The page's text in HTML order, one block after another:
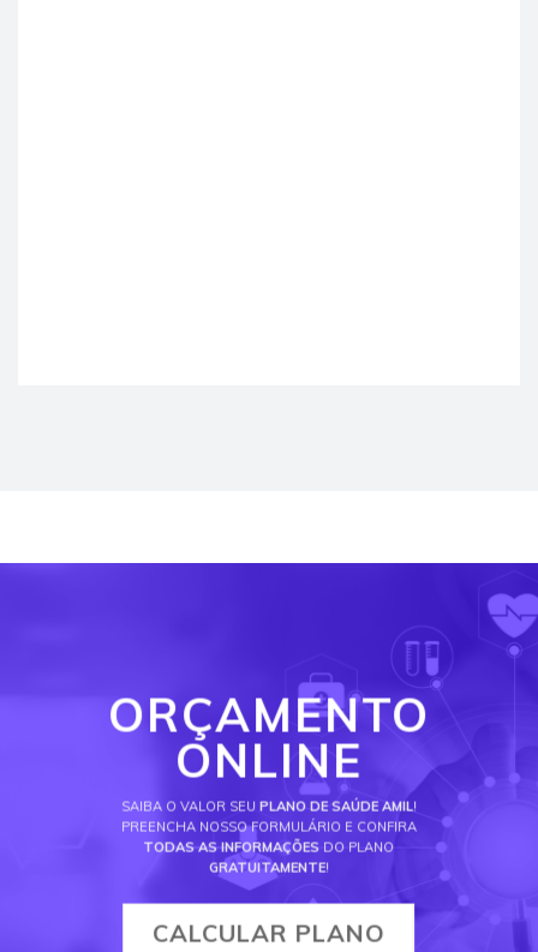
ORÇAMENTO
ONLINE
SAIBA O VALOR SEU PLANO DE SAÚDE AMIL!
PREENCHA NOSSO FORMULÁRIO E CONFIRA
TODAS AS INFORMAÇÕES DO PLANO
GRATUITAMENTE!
CALCULAR PLANO